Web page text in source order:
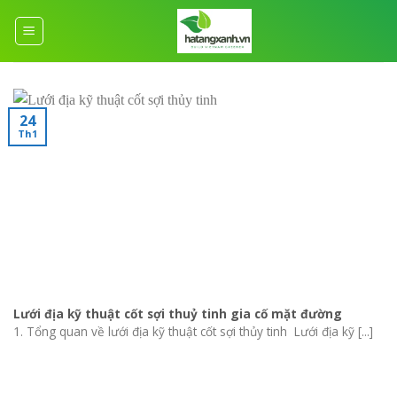
Lưới địa kỹ thuật cốt sợi thuỷ tinh gia cố mặt đường
1. Tổng quan về lưới địa kỹ thuật cốt sợi thủy tinh Lưới địa kỹ [...]
24
Th1